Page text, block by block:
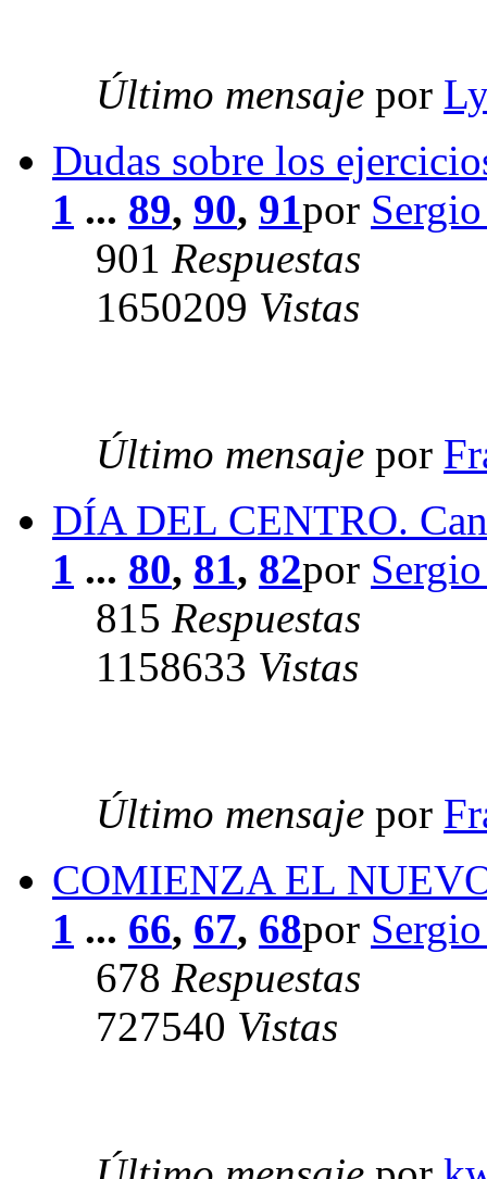
Último mensaje por
Dudas sobre los
1 ... 89, 90, 91por
901 Respuestas
1650209 Vistas
Último mensaje por
DÍA DEL CENTRO.
1 ... 80, 81, 82por
815 Respuestas
1158633 Vistas
Último mensaje por
COMIENZA EL
1 ... 66, 67, 68por
678 Respuestas
727540 Vistas